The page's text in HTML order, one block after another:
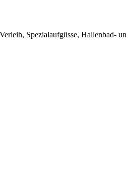
Spezialaufgüsse, Hallenbad-